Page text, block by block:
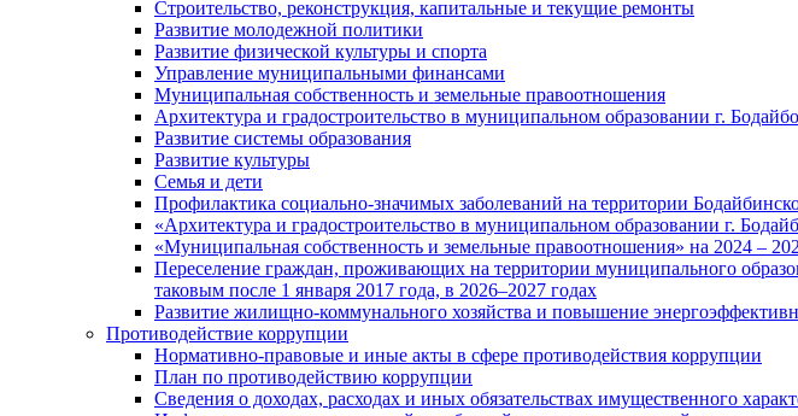
Строительство, реконструкция, капитальные и текущие ремонты
Развитие молодежной политики
Развитие физической культуры и спорта
Управление муниципальными финансами
Муниципальная собственность и земельные правоотношения
Архитектура и градостроительство в муниципальном образовании г.
Развитие системы образования
Развитие культуры
Семья и дети
Профилактика социально-значимых заболеваний на территории
«Архитектура и градостроительство в муниципальном образовании г.
«Муниципальная собственность и земельные правоотношения» на 2024 –
Переселение граждан, проживающих на территории муниципального
таковым после 1 января 2017 года, в 2026–2027 годах
Развитие жилищно-коммунального хозяйства и повышение
Противодействие коррупции
Нормативно-правовые и иные акты в сфере противодействия коррупции
План по противодействию коррупции
Сведения о доходах, расходах и иных обязательствах имущественного